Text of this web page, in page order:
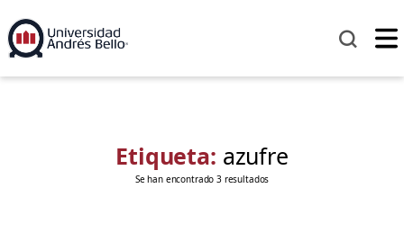
Etiqueta: azufre
Se han encontrado 3 resultados